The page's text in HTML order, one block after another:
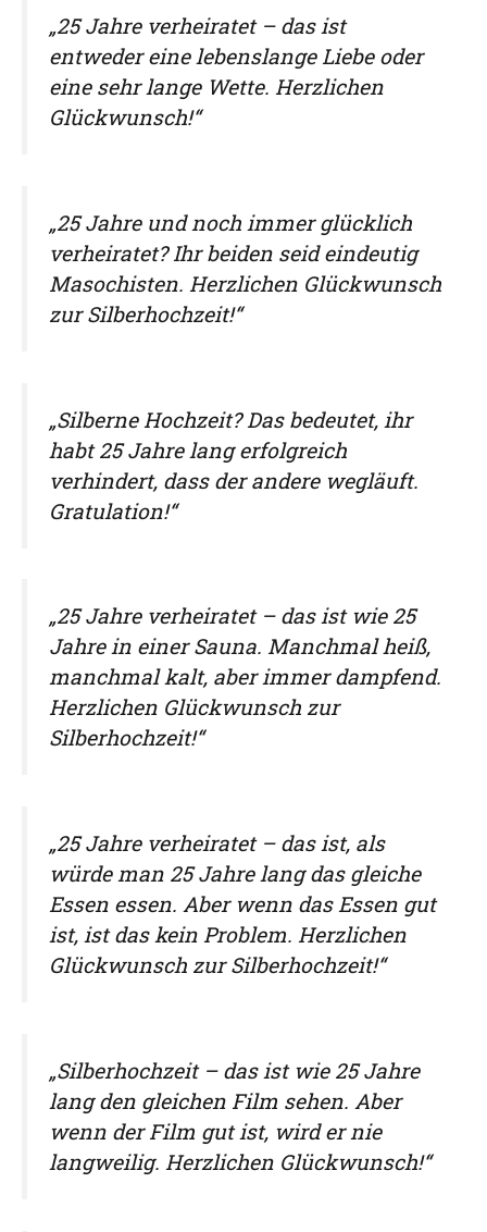
„25 Jahre verheiratet – das ist
entweder eine lebenslange Liebe oder
eine sehr lange Wette. Herzlichen
Glückwunsch!“
„25 Jahre und noch immer glücklich
verheiratet? Ihr beiden seid eindeutig
Masochisten. Herzlichen Glückwunsch
zur Silberhochzeit!“
„Silberne Hochzeit? Das bedeutet, ihr
habt 25 Jahre lang erfolgreich
verhindert, dass der andere wegläuft.
Gratulation!“
„25 Jahre verheiratet – das ist wie 25
Jahre in einer Sauna. Manchmal heiß,
manchmal kalt, aber immer dampfend.
Herzlichen Glückwunsch zur
Silberhochzeit!“
„25 Jahre verheiratet – das ist, als
würde man 25 Jahre lang das gleiche
Essen essen. Aber wenn das Essen gut
ist, ist das kein Problem. Herzlichen
Glückwunsch zur Silberhochzeit!“
„Silberhochzeit – das ist wie 25 Jahre
lang den gleichen Film sehen. Aber
wenn der Film gut ist, wird er nie
langweilig. Herzlichen Glückwunsch!“